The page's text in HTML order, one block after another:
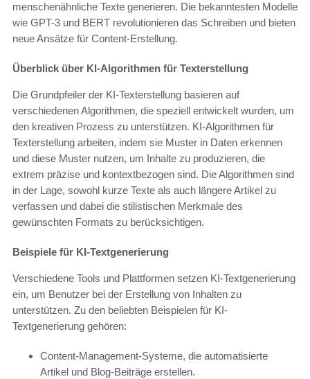
menschenähnliche Texte generieren. Die bekanntesten Modelle
wie GPT-3 und BERT revolutionieren das Schreiben und bieten
neue Ansätze für Content-Erstellung.
Überblick über KI-Algorithmen für Texterstellung
Die Grundpfeiler der KI-Texterstellung basieren auf
verschiedenen Algorithmen, die speziell entwickelt wurden, um
den kreativen Prozess zu unterstützen. KI-Algorithmen für
Texterstellung arbeiten, indem sie Muster in Daten erkennen
und diese Muster nutzen, um Inhalte zu produzieren, die
extrem präzise und kontextbezogen sind. Die Algorithmen sind
in der Lage, sowohl kurze Texte als auch längere Artikel zu
verfassen und dabei die stilistischen Merkmale des
gewünschten Formats zu berücksichtigen.
Beispiele für KI-Textgenerierung
Verschiedene Tools und Plattformen setzen KI-Textgenerierung
ein, um Benutzer bei der Erstellung von Inhalten zu
unterstützen. Zu den beliebten Beispielen für KI-
Textgenerierung gehören:
Content-Management-Systeme, die automatisierte
Artikel und Blog-Beiträge erstellen.